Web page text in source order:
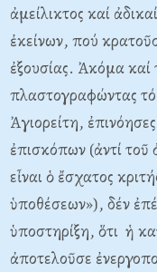
ἀμείλικτος καί
ἐκείνων, πού
ἐξουσίας. Ἀκόμα
πλαστογραφώντας
Ἀγιορείτη,
ἐπισκόπων (ἀντί τοῦ
εἶναι ὁ ἔσχατος
ὑποθέσεων»), δέν
ὑποστηρίξη, ὅτι ἡ
ἀποτελοῦσε